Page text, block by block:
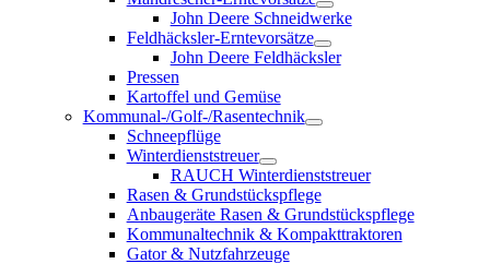
John Deere Schneidwerke
Feldhäcksler-Erntevorsätze
John Deere Feldhäcksler
Pressen
Kartoffel und Gemüse
Kommunal-/Golf-/Rasentechnik
Schneepflüge
Winterdienststreuer
RAUCH Winterdienststreuer
Rasen & Grundstückspflege
Anbaugeräte Rasen & Grundstückspflege
Kommunaltechnik & Kompakttraktoren
Gator & Nutzfahrzeuge